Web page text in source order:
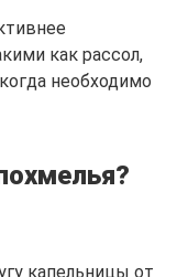
как рассол,
необходимо
капельницы от